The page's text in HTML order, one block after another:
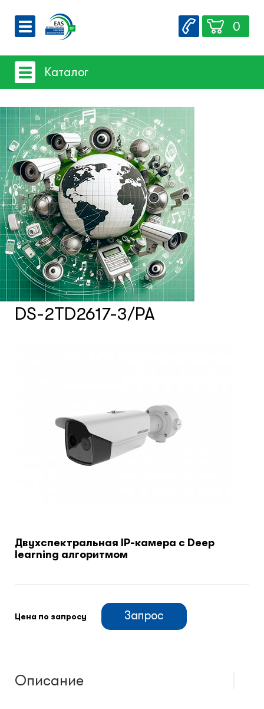
О компании
Вакансии
Контакты
0
Каталог
Системы видеонаблюдения
- iFLOW
- SpaceTechnology
- Dahua
- EZ-IP
- Hikvision
- Комплектующие и монтажный
материал
Системы защиты товаров от краж
Счетчики посетителей
Защита товара на стеллажах
Системы контроля и управления
доступом
Сетевое оборудование
Климатический шкафы
DS-2TD2617-3/PA
Двухспектральная IP-камера с Deep
learning алгоритмом
Цена по запросу Запрос
Описание